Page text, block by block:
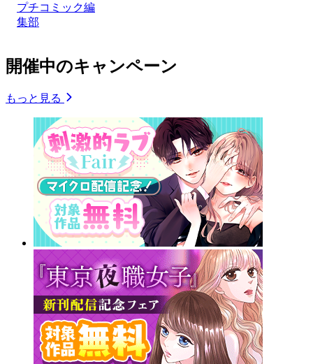
プチコミック編
集部
開催中のキャンペーン
もっと見る